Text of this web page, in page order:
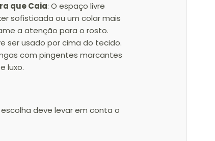
que Caia: O espaço livre
sofisticada ou um colar mais
a atenção para o rosto.
ser usado por cima do tecido.
com pingentes marcantes
luxo.
deve levar em conta o